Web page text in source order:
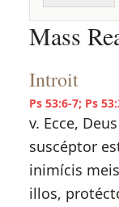
Mass
Introit
Ps 53:6-7; Ps
v. Ecce,
suscéptor
inimícis
illos,